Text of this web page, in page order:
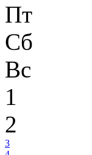
Пт
Сб
Вс
1
2
3